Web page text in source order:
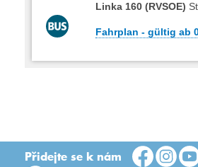
Linka 160 (RVSOE)
Fahrplan - gültig ab
Přidejte se k nám